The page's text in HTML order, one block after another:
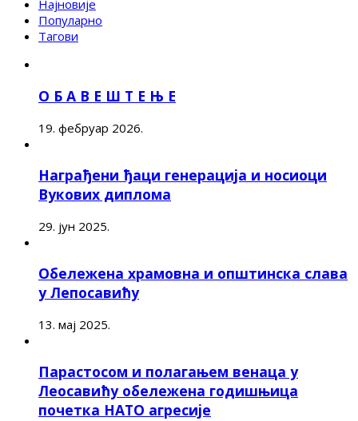
Најновије
Популарно
Тагови
О Б А В Е Ш Т Е Њ Е
19. фебруар 2026.
Награђени ђаци генерација и носиоци
Вукових диплома
29. јун 2025.
Обележена храмовна и општинска слава
у Лепосавићу
13. мај 2025.
Парастосом и полагањем венаца у
Леосавићу обележена годишњица
почетка НАТО агресије